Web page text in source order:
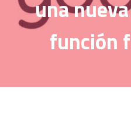
una
función